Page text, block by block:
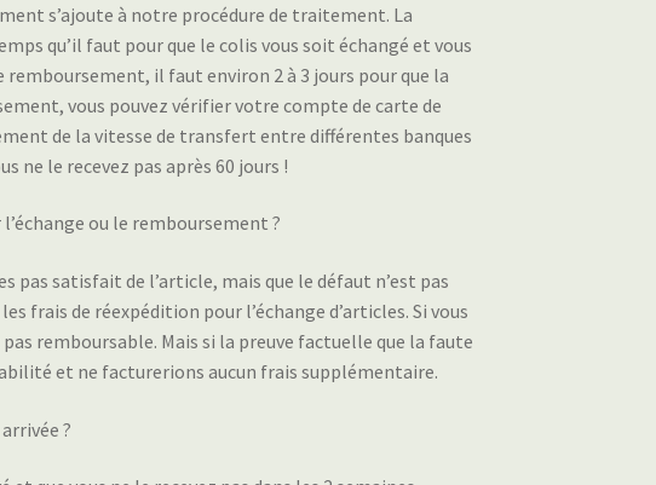
s’ajoute à notre procédure de traitement. La
qu’il faut pour que le colis vous soit échangé et vous
il faut environ 2 à 3 jours pour que la
vous pouvez vérifier votre compte de carte de
de la vitesse de transfert entre différentes banques
ne le recevez pas après 60 jours !
ou le remboursement ?
pas satisfait de l’article, mais que le défaut n’est pas
frais de réexpédition pour l’échange d’articles. Si vous
remboursable. Mais si la preuve factuelle que la faute
et ne facturerions aucun frais supplémentaire.
?